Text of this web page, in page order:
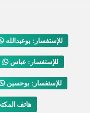
للإستفسار: بوعبدالله
للإستفسار: عباس
للإستفسار: بوحسين
هاتف